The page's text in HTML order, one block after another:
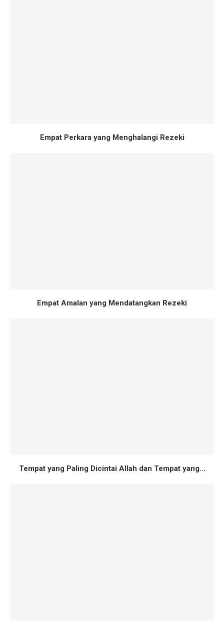
Empat Perkara yang Menghalangi Rezeki
Empat Amalan yang Mendatangkan Rezeki
Tempat yang Paling Dicintai Allah dan Tempat yang...